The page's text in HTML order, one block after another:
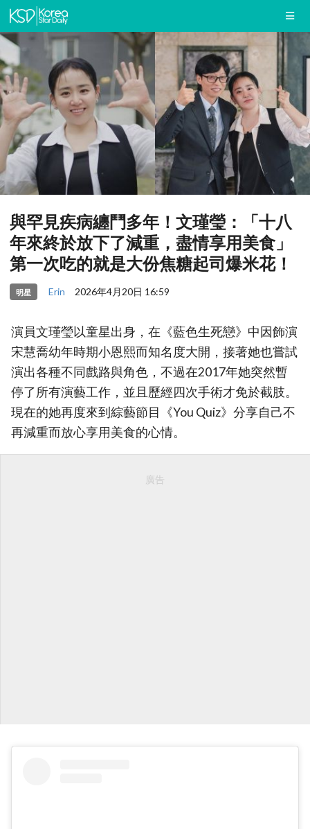
與罕見疾病纏鬥多年！文瑾瑩：「十八
年來終於放下了減重，盡情享用美食」
第一次吃的就是大份焦糖起司爆米花！
明星 Erin 2026年4月20日 16:59
演員文瑾瑩以童星出身，在《藍色生死戀》中因飾演
宋慧喬幼年時期小恩熙而知名度大開，接著她也嘗試
演出各種不同戲路與角色，不過在2017年她突然暫
停了所有演藝工作，並且歷經四次手術才免於截肢。
現在的她再度來到綜藝節目《You Quiz》分享自己不
再減重而放心享用美食的心情。
廣告